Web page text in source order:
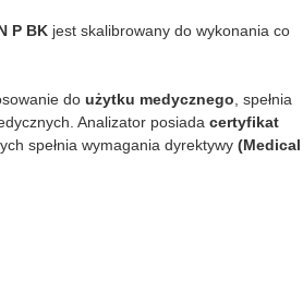
P BK jest skalibrowany do wykonania co
do użytku medycznego , spełnia
Analizator posiada certyfikat
spełnia wymagania dyrektywy (Medical